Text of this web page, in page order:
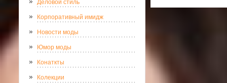
Деловой стиль
Корпоративный имидж
Новости моды
Юмор моды
Конаткты
Колекции